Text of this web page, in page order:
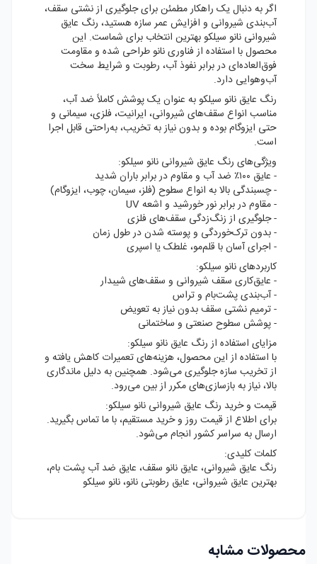
اگر به دنبال یک راهکار مطمئن برای جلوگیری از نشتی سقف،
آب‌بندی شیروانی و افزایش عمر سازه هستید، رنگ عایق
شیروانی نانو سیلکو بهترین انتخاب برای شماست. این
محصول با استفاده از فناوری نانو طراحی شده و مقاومت
فوق‌العاده‌ای در برابر نفوذ آب، رطوبت و شرایط سخت
آب‌وهوایی دارد.
رنگ عایق نانو سیلکو به عنوان یک پوشش کاملاً ضد آب،
مناسب انواع سقف‌های شیروانی، ایرانیت، فلزی، سیمانی و
حتی ایزوگام بوده و بدون نیاز به تخریب، به‌راحتی قابل اجرا
است.
ویژگی‌های رنگ عایق شیروانی نانو سیلکو:
- عایق ۱۰۰٪ ضد آب و مقاوم در برابر باران شدید
- چسبندگی بالا به انواع سطوح (فلز، سیمان، چوب، ایزوگام)
- مقاوم در برابر نور خورشید و اشعه UV
- جلوگیری از زنگ‌زدگی سقف‌های فلزی
- بدون ترک‌خوردگی و پوسته شدن در طول زمان
- اجرای آسان با قلم‌مو، غلطک یا اسپری
کاربردهای نانو سیلکو:
- عایق‌کاری سقف شیروانی و سقف‌های شیبدار
- آب‌بندی پشت‌بام و تراس
- ترمیم نشتی سقف بدون نیاز به تعویض
- پوشش سطوح صنعتی و ساختمانی
مزایای استفاده از رنگ عایق نانو سیلکو:
با استفاده از این محصول، هزینه‌های تعمیرات کاهش یافته و
از تخریب سازه جلوگیری می‌شود. همچنین به دلیل ماندگاری
بالا، نیاز به بازسازی‌های مکرر از بین می‌رود.
قیمت و خرید رنگ عایق شیروانی نانو سیلکو:
برای اطلاع از قیمت روز و خرید مستقیم، با ما تماس بگیرید.
ارسال به سراسر کشور انجام می‌شود.
کلمات کلیدی:
رنگ عایق شیروانی، عایق نانو سقف، عایق ضد آب پشت بام،
بهترین عایق شیروانی، عایق رطوبتی نانو، نانو سیلکو
محصولات مشابه